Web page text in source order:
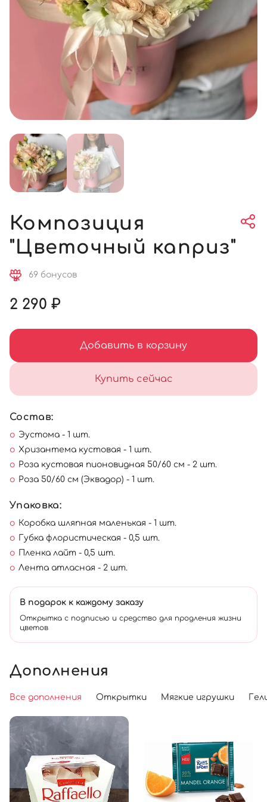
Композиция
"Цветочный каприз"
69 бонусов
2 290 ₽
Добавить в корзину
Купить сейчас
Состав:
Эустома - 1 шт.
Хризантема кустовая - 1 шт.
Роза кустовая пионовидная 50/60 см - 2 шт.
Роза 50/60 см (Эквадор) - 1 шт.
Упаковка:
Коробка шляпная маленькая - 1 шт.
Губка флористическая - 0,5 шт.
Пленка лайт - 0,5 шт.
Лента атласная - 2 шт.
В подарок к каждому заказу
Открытка с подписью и средство для продления жизни
цветов
Дополнения
Все дополнения Открытки Мягкие игрушки